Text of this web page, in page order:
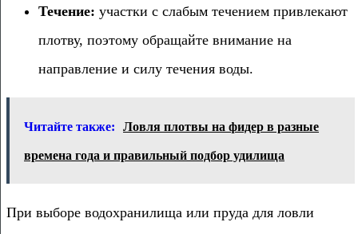
Течение: участки с слабым течением привлекают
плотву, поэтому обращайте внимание на
направление и силу течения воды.
Читайте также: Ловля плотвы на фидер в разные
времена года и правильный подбор удилища
При выборе водохранилища или пруда для ловли